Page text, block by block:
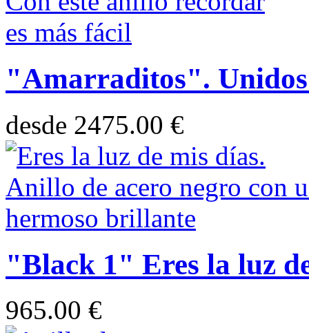
"Amarraditos".
desde 2475.00 €
"Black 1" Eres la luz
965.00 €